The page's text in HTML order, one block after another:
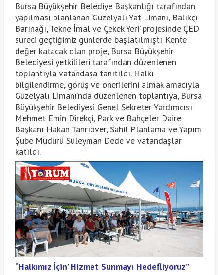
Bursa Büyükşehir Belediye Başkanlığı tarafından
yapılması planlanan ‘Güzelyalı Yat Limanı, Balıkçı
Barınağı, Tekne İmal ve Çekek Yeri’ projesinde ÇED
süreci geçtiğimiz günlerde başlatılmıştı. Kente
değer katacak olan proje, Bursa Büyükşehir
Belediyesi yetkilileri tarafından düzenlenen
toplantıyla vatandaşa tanıtıldı. Halkı
bilgilendirme, görüş ve önerilerini almak amacıyla
Güzelyalı Limanı’nda düzenlenen toplantıya, Bursa
Büyükşehir Belediyesi Genel Sekreter Yardımcısı
Mehmet Emin Direkçi, Park ve Bahçeler Daire
Başkanı Hakan Tanrıöver, Sahil Planlama ve Yapım
Şube Müdürü Süleyman Dede ve vatandaşlar
katıldı.
“Halkımız İçin’ Hizmet Sunmayı Hedefliyoruz”